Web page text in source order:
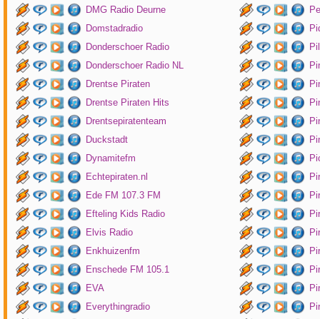
DMG Radio Deurne
Domstadradio
Donderschoer Radio
Donderschoer Radio NL
Drentse Piraten
Drentse Piraten Hits
Drentsepiratenteam
Duckstadt
Dynamitefm
Echtepiraten.nl
Ede FM 107.3 FM
Efteling Kids Radio
Elvis Radio
Enkhuizenfm
Enschede FM 105.1
EVA
Everythingradio